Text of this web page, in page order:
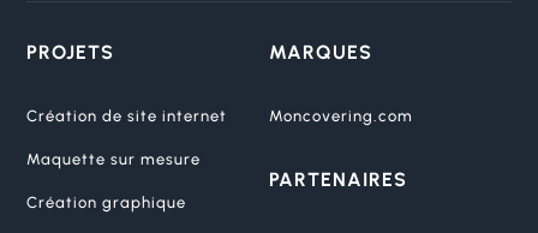
PROJETS
Création de site internet
Maquette sur mesure
Création graphique
MARQUES
Moncovering.com
PARTENAIRES